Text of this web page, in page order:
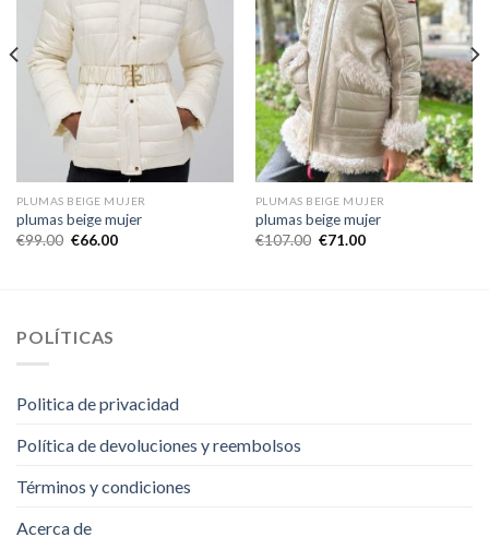
PLUMAS BEIGE MUJER
plumas beige mujer
€99.00 €66.00
PLUMAS BEIGE MUJER
plumas beige mujer
€107.00 €71.00
POLÍTICAS
Politica de privacidad
Política de devoluciones y reembolsos
Términos y condiciones
Acerca de